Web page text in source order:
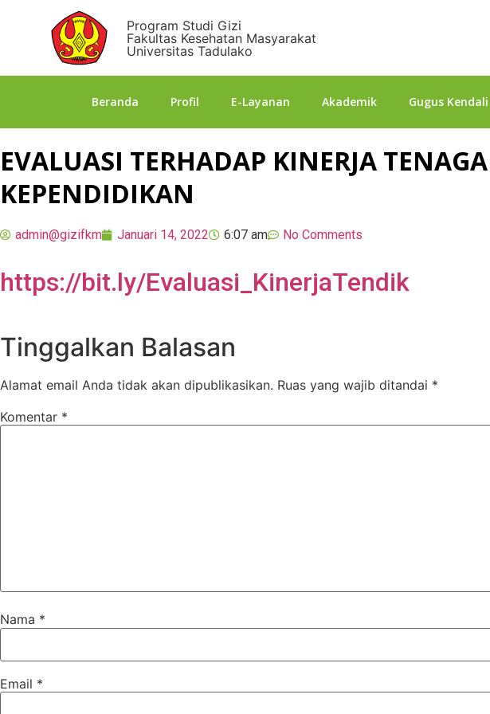
Program Studi Gizi
Fakultas Kesehatan Masyarakat
Universitas Tadulako
Beranda Profil E-Layanan Akademik Gugus
EVALUASI TERHADAP KINERJA TENAGA
KEPENDIDIKAN
admin@gizifkm Januari 14, 2022 6:07 am No Comments
https://bit.ly/Evaluasi_KinerjaTendik
Tinggalkan Balasan
Alamat email Anda tidak akan dipublikasikan. Ruas yang wajib ditandai *
Komentar *
Nama *
Email *